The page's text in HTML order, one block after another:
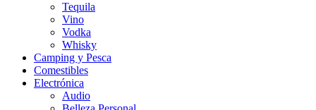
Tequila
Vino
Vodka
Whisky
Camping y Pesca
Comestibles
Electrónica
Audio